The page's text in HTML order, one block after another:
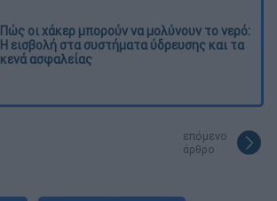
Πώς οι χάκερ μπορούν να μολύνουν το νερό:
Η εισβολή στα συστήματα ύδρευσης και τα
κενά ασφαλείας
επόμενο
άρθρο